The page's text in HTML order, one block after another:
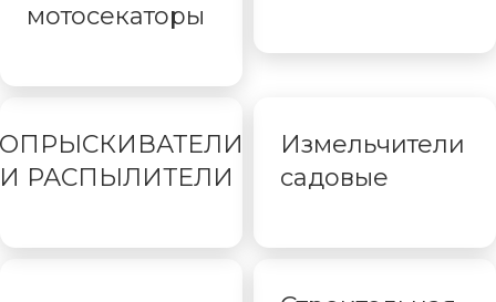
мотосекаторы
ОПРЫСКИВАТЕЛИ
И РАСПЫЛИТЕЛИ
Измельчители
садовые